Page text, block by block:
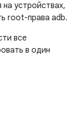
устройствах,
root-права adb.
все
в один